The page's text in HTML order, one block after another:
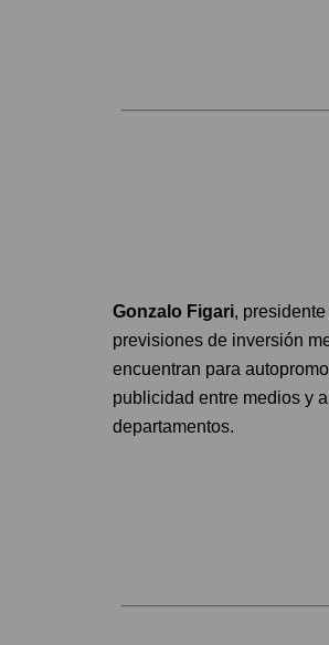
Gonzalo Figari,
previsiones de inversión
encuentran para
publicidad entre medios y
departamentos.